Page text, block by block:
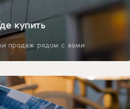
купить
продаж рядом с вами